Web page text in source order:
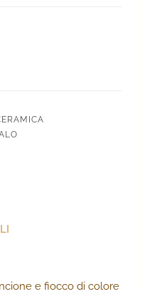
e fiocco di colore